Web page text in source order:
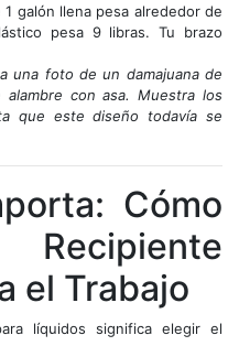
galón llena pesa alrededor de
pesa 9 libras. Tu brazo
una foto de un damajuana de
con asa. Muestra los
que este diseño todavía se
Cómo
el Trabajo
líquidos significa elegir el